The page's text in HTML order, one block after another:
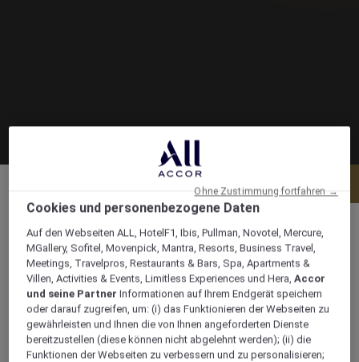
Tisch reservieren
King Hussein Street, Aqaba, P.O. Box 678,
77110, aqaba, Jordanien
+962 3 203 40 20
Cookies und personenbezogene Daten
Auf den Webseiten ALL, HotelF1, Ibis, Pullman, Novotel, Mercure,
MGallery, Sofitel, Movenpick, Mantra, Resorts, Business Travel,
Meetings, Travelpros, Restaurants & Bars, Spa, Apartments &
Villen, Activities & Events, Limitless Experiences und Hera,Accor
und seine Partner Informationen auf Ihrem Endgerät speichern
oder darauf zugreifen, um: (i) das Funktionieren der Webseiten zu
gewährleisten und Ihnen die von Ihnen angeforderten Dienste
bereitzustellen (diese können nicht abgelehnt werden); (ii) die
Funktionen der Webseiten zu verbessern und zu personalisieren;
Ohne Zustimmung fortfahren →